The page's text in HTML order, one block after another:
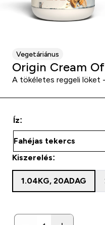
Vegetáriánus
Origin Cream
A tökéletes reggeli löket
Íz:
Kiszerelés:
1.04KG, 20ADAG